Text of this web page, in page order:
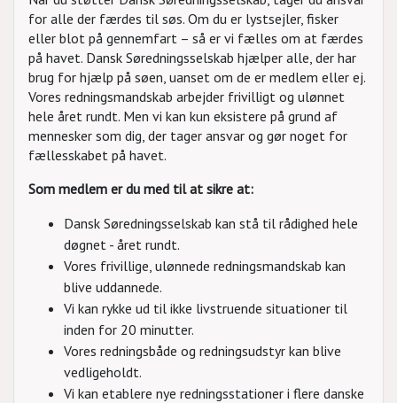
for alle der færdes til søs. Om du er lystsejler, fisker
eller blot på gennemfart – så er vi fælles om at færdes
på havet. Dansk Søredningsselskab hjælper alle, der har
brug for hjælp på søen, uanset om de er medlem eller ej.
Vores redningsmandskab arbejder frivilligt og ulønnet
hele året rundt. Men vi kan kun eksistere på grund af
mennesker som dig, der tager ansvar og gør noget for
fællesskabet på havet.
Som medlem er du med til at sikre at:
Dansk Søredningsselskab kan stå til rådighed hele
døgnet - året rundt.
Vores frivillige, ulønnede redningsmandskab kan
blive uddannede.
Vi kan rykke ud til ikke livstruende situationer til
inden for 20 minutter.
Vores redningsbåde og redningsudstyr kan blive
vedligeholdt.
Vi kan etablere nye redningsstationer i flere danske